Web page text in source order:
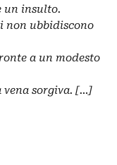
un insulto.
non ubbidiscono
a un modesto
vena sorgiva. […]